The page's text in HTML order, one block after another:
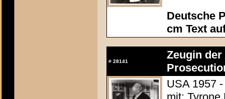
Deutsche
cm Text
# 28141
Zeugin
USA 1957